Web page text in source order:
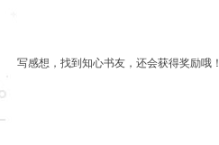
写感想，找到知心书友，还会获得奖励哦！